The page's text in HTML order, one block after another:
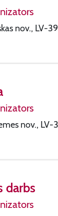
nov., LV-
nov., LV-
darbs